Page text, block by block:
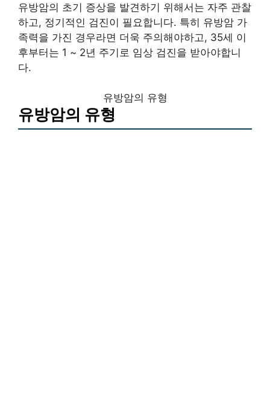
유방암의 초기 증상을 발견하기 위해서는 자주 관찰
하고, 정기적인 검진이 필요합니다. 특히 유방암 가
족력을 가진 경우라면 더욱 주의해야하고, 35세 이
후부터는 1 ~ 2년 주기로 임상 검진을 받아야합니
다.
유방암의 유형
유방암의 유형